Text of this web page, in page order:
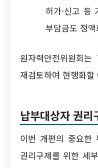
허가·신고 등
부담금도 정
원자력안전위원회
재검토하여 현행화할
납부대상자 권리
이번 개편의 중요한
권리구제를 위한 세